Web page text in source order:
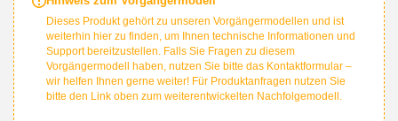
Dieses Produkt gehört zu unseren Vorgängermodellen und ist
weiterhin hier zu finden, um Ihnen technische Informationen und
Support bereitzustellen. Falls Sie Fragen zu diesem
Vorgängermodell haben, nutzen Sie bitte das Kontaktformular –
wir helfen Ihnen gerne weiter! Für Produktanfragen nutzen Sie
bitte den Link oben zum weiterentwickelten Nachfolgemodell.